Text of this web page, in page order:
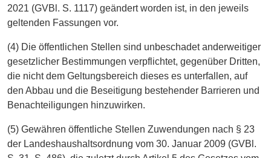
2021 (GVBl. S. 1117) geändert worden ist, in den jeweils
geltenden Fassungen vor.
(4) Die öffentlichen Stellen sind unbeschadet anderweitiger
gesetzlicher Bestimmungen verpflichtet, gegenüber Dritten,
die nicht dem Geltungsbereich dieses es unterfallen, auf
den Abbau und die Beseitigung bestehender Barrieren und
Benachteiligungen hinzuwirken.
(5) Gewähren öffentliche Stellen Zuwendungen nach § 23
der Landeshaushaltsordnung vom 30. Januar 2009 (GVBl.